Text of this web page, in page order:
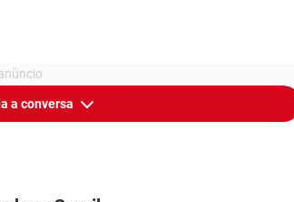
a conversa